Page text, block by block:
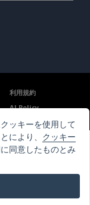
利用規約
AI Policy
セキュリティ概要
ッキーを使用して
により、 クッキー
同意したものとみ